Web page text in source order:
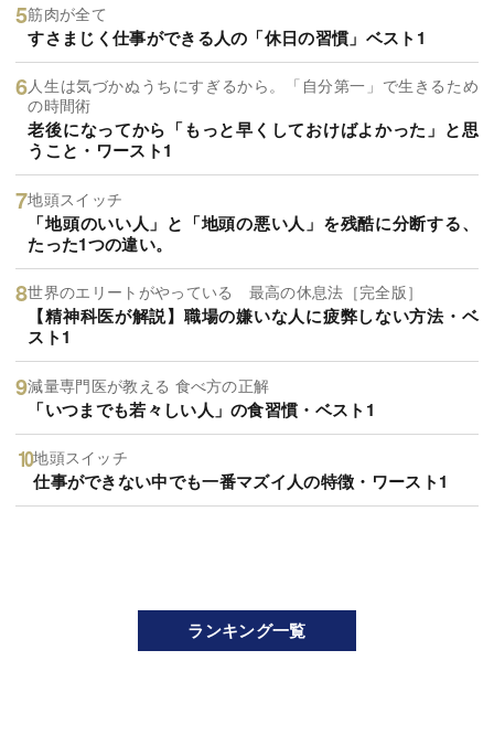
筋肉が全て
すさまじく仕事ができる人の「休日の習慣」ベスト1
人生は気づかぬうちにすぎるから。「自分第一」で生きるため
の時間術
老後になってから「もっと早くしておけばよかった」と思
うこと・ワースト1
地頭スイッチ
「地頭のいい人」と「地頭の悪い人」を残酷に分断する、
たった1つの違い。
世界のエリートがやっている 最高の休息法［完全版］
【精神科医が解説】職場の嫌いな人に疲弊しない方法・ベ
スト1
減量専門医が教える 食べ方の正解
「いつまでも若々しい人」の食習慣・ベスト1
地頭スイッチ
仕事ができない中でも一番マズイ人の特徴・ワースト1
ランキング一覧